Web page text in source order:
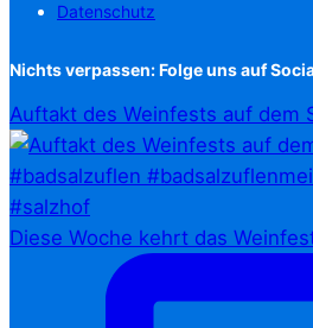
Datenschutz
Nichts verpassen: Folge uns auf
Auftakt des Weinfests auf dem
Diese Woche kehrt das